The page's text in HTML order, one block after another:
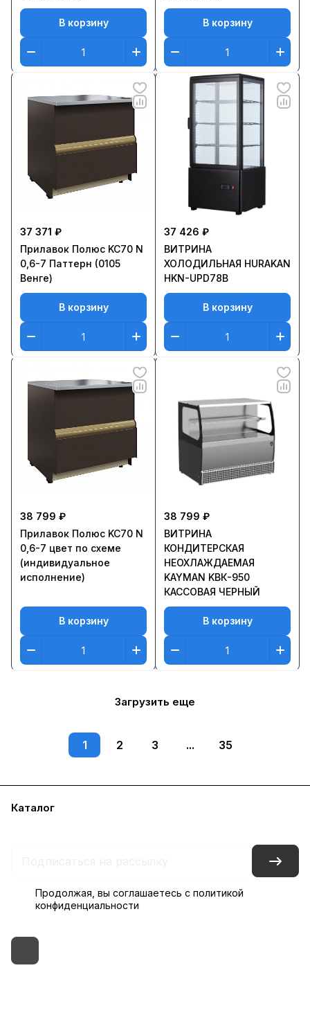
В корзину В корзину
37 371 ₽
Прилавок Полюс KC70 N
0,6-7 Паттерн (0105
Венге)
В корзину
37 426 ₽
ВИТРИНА
ХОЛОДИЛЬНАЯ HURAKAN
HKN-UPD78B
В корзину
38 799 ₽
Прилавок Полюс KC70 N
0,6-7 цвет по схеме
(индивидуальное
исполнение)
В корзину
38 799 ₽
ВИТРИНА
КОНДИТЕРСКАЯ
НЕОХЛАЖДАЕМАЯ
KAYMAN KВК-950
КАССОВАЯ ЧЕРНЫЙ
В корзину
Загрузить еще
1 2 3 ... 35
Каталог
Продолжая, вы соглашаетесь с политикой
конфиденциальности